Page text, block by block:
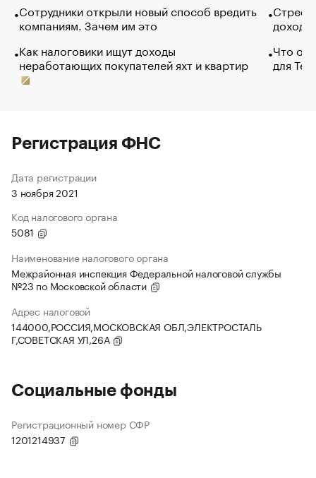
Сотрудники открыли новый способ вредить
компаниям. Зачем им это
Как налоговики ищут доходы
неработающих покупателей яхт и квартир
Что
для
Регистрация ФНС
Дата регистрации
3 ноября 2021
Код налогового органа
5081
Наименование налогового органа
Межрайонная инспекция Федеральной налоговой службы
№23 по Московской области
Адрес налоговой
144000,РОССИЯ,МОСКОВСКАЯ ОБЛ,ЭЛЕКТРОСТАЛЬ
Г,СОВЕТСКАЯ УЛ,26А
Социальные фонды
Регистрационный номер СФР
1201214937